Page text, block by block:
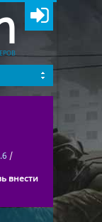
/
внести